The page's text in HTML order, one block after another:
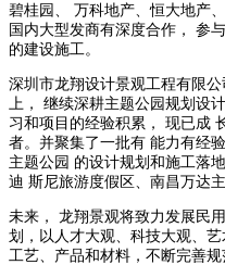
碧桂园、 万科地产、恒大地产
国内大型发商有深度合作， 参
的建设施工。
深圳市龙翔设计景观工程有限
上， 继续深耕主题公园规划设
习和项目的经验积累， 现已成
者。并聚集了一批有 能力有经
主题公园 的设计规划和施工落
迪 斯尼旅游度假区、南昌万达主
未来， 龙翔景观将致力发展民
划，以人才大观、科技大观、
工艺、产品和材料，不断完善